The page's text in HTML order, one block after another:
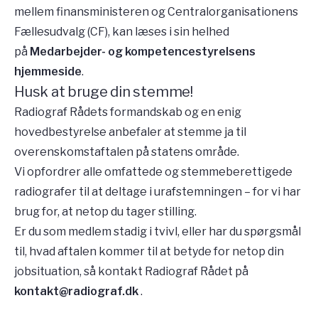
mellem finansministeren og Centralorganisationens
Fællesudvalg (CF), kan læses i sin helhed
på Medarbejder- og kompetencestyrelsens
hjemmeside.
Husk at bruge din stemme!
Radiograf Rådets formandskab og en enig
hovedbestyrelse anbefaler at stemme ja til
overenskomstaftalen på statens område.
Vi opfordrer alle omfattede og stemmeberettigede
radiografer til at deltage i urafstemningen – for vi har
brug for, at netop du tager stilling.
Er du som medlem stadig i tvivl, eller har du spørgsmål
til, hvad aftalen kommer til at betyde for netop din
jobsituation, så kontakt Radiograf Rådet på
kontakt@radiograf.dk.